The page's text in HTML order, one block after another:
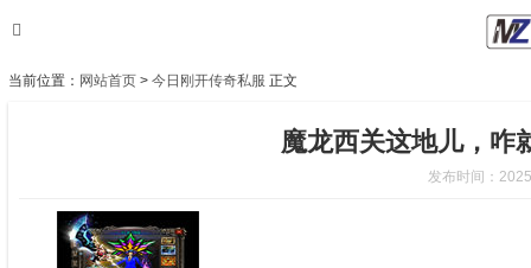
当前位置： 网站首页 > 今日刚开传奇私服 正文
魔龙西关这地儿，咋
发布时间：